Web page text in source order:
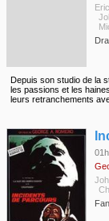
Depuis son studio de la
les passions et les
leurs retranchements